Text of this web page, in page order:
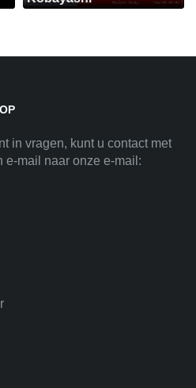
in vragen, kunt u contact met
e-mail naar onze e-mail: